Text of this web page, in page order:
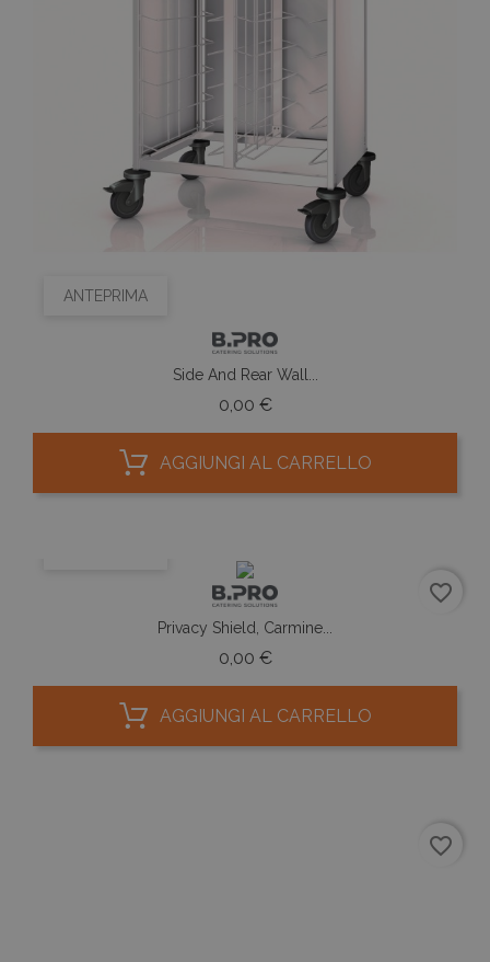
ANTEPRIMA
Side And Rear Wall...
0,00 €Prezzo
AGGIUNGI AL CARRELLO
Privacy Shield, Carmine...
0,00 €Prezzo
AGGIUNGI AL CARRELLO
favorite_border
favorite_border